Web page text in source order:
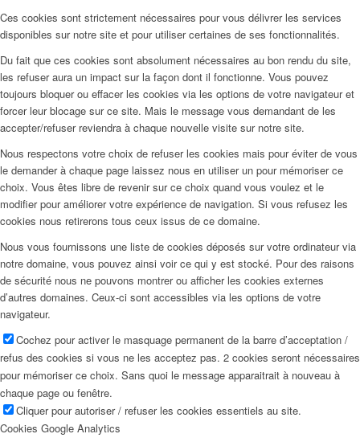
Ces cookies sont strictement nécessaires pour vous délivrer les services
disponibles sur notre site et pour utiliser certaines de ses fonctionnalités.
Du fait que ces cookies sont absolument nécessaires au bon rendu du site,
les refuser aura un impact sur la façon dont il fonctionne. Vous pouvez
toujours bloquer ou effacer les cookies via les options de votre navigateur et
forcer leur blocage sur ce site. Mais le message vous demandant de les
accepter/refuser reviendra à chaque nouvelle visite sur notre site.
Nous respectons votre choix de refuser les cookies mais pour éviter de vous
le demander à chaque page laissez nous en utiliser un pour mémoriser ce
choix. Vous êtes libre de revenir sur ce choix quand vous voulez et le
modifier pour améliorer votre expérience de navigation. Si vous refusez les
cookies nous retirerons tous ceux issus de ce domaine.
Nous vous fournissons une liste de cookies déposés sur votre ordinateur via
notre domaine, vous pouvez ainsi voir ce qui y est stocké. Pour des raisons
de sécurité nous ne pouvons montrer ou afficher les cookies externes
d’autres domaines. Ceux-ci sont accessibles via les options de votre
navigateur.
Cochez pour activer le masquage permanent de la barre d’acceptation /
refus des cookies si vous ne les acceptez pas. 2 cookies seront nécessaires
pour mémoriser ce choix. Sans quoi le message apparaitrait à nouveau à
chaque page ou fenêtre.
Cliquer pour autoriser / refuser les cookies essentiels au site.
Cookies Google Analytics